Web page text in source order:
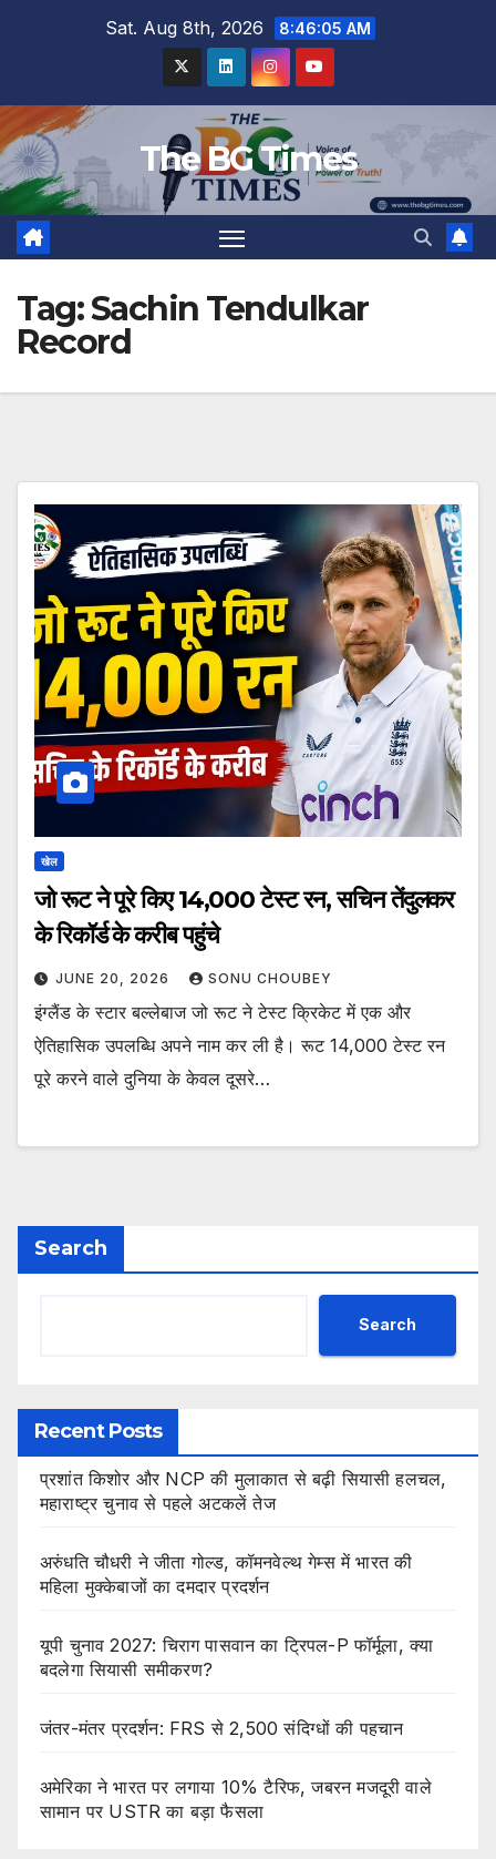
Sat. Aug 8th, 2026 8:46:05 AM
The BG Times
Tag:Sachin Tendulkar
Record
खेल
जो रूट ने पूरे किए 14,000 टेस्ट रन, सचिन तेंदुलकर
के रिकॉर्ड के करीब पहुंचे
JUNE 20, 2026 SONU CHOUBEY
इंग्लैंड के स्टार बल्लेबाज जो रूट ने टेस्ट क्रिकेट में एक और
ऐतिहासिक उपलब्धि अपने नाम कर ली है। रूट 14,000 टेस्ट रन
पूरे करने वाले दुनिया के केवल दूसरे…
Search
Search
Recent Posts
प्रशांत किशोर और NCP की मुलाकात से बढ़ी सियासी हलचल,
महाराष्ट्र चुनाव से पहले अटकलें तेज
अरुंधति चौधरी ने जीता गोल्ड, कॉमनवेल्थ गेम्स में भारत की
महिला मुक्केबाजों का दमदार प्रदर्शन
यूपी चुनाव 2027: चिराग पासवान का ट्रिपल-P फॉर्मूला, क्या
बदलेगा सियासी समीकरण?
जंतर-मंतर प्रदर्शन: FRS से 2,500 संदिग्धों की पहचान
अमेरिका ने भारत पर लगाया 10% टैरिफ, जबरन मजदूरी वाले
सामान पर USTR का बड़ा फैसला